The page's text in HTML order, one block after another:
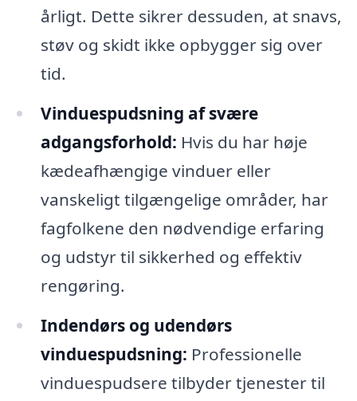
årligt. Dette sikrer dessuden, at snavs,
støv og skidt ikke opbygger sig over
tid.
Vinduespudsning af svære
adgangsforhold: Hvis du har høje
kædeafhængige vinduer eller
vanskeligt tilgængelige områder, har
fagfolkene den nødvendige erfaring
og udstyr til sikkerhed og effektiv
rengøring.
Indendørs og udendørs
vinduespudsning: Professionelle
vinduespudsere tilbyder tjenester til